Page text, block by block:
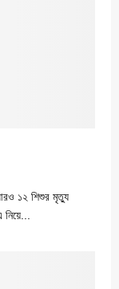
১২ শিশুর মৃত্যু